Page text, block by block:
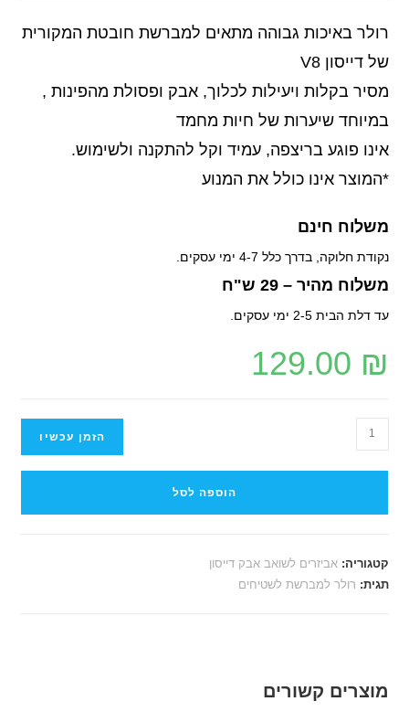
רולר באיכות גבוהה מתאים למברשת חובטת המקורית
של דייסון V8
מסיר בקלות ויעילות לכלוך, אבק ופסולת מהפינות ,
במיוחד שיערות של חיות מחמד
אינו פוגע בריצפה, עמיד וקל להתקנה ולשימוש.
*המוצר אינו כולל את המנוע
משלוח חינם
נקודת חלוקה, בדרך כלל 4-7 ימי עסקים.
משלוח מהיר – 29 ש"ח
עד דלת הבית 2-5 ימי עסקים.
129.00 ₪
הזמן עכשיו
הוספה לסל
קטגוריה:אביזרים לשואב אבק דייסון
תגית: רולר למברשת לשטיחים
מוצרים קשורים